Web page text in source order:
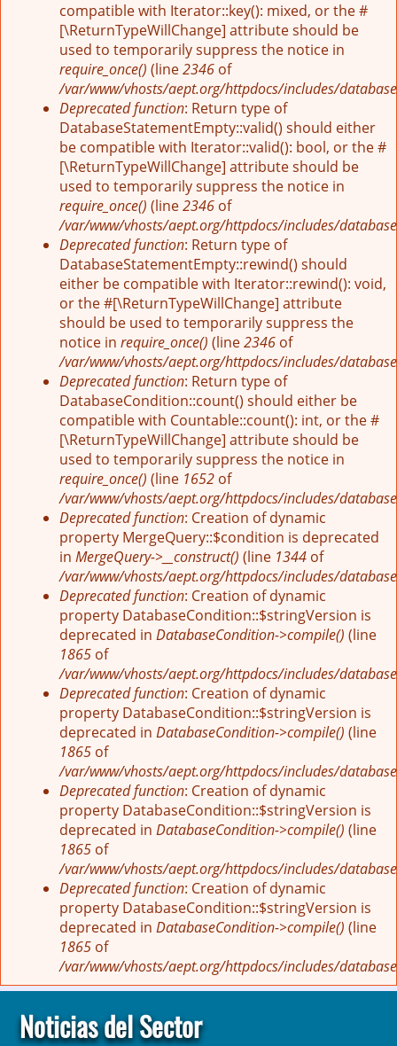
compatible with Iterator::key(): mixed, or the #
[\ReturnTypeWillChange] attribute should be
used to temporarily suppress the notice in
require_once() (line2346 of
/var/www/vhosts/aept.org/httpdocs/includes/
Deprecated function: Return type of
DatabaseStatementEmpty::valid() should either
be compatible with Iterator::valid(): bool, or the #
[\ReturnTypeWillChange] attribute should be
used to temporarily suppress the notice in
require_once() (line2346 of
/var/www/vhosts/aept.org/httpdocs/includes/
Deprecated function: Return type of
DatabaseStatementEmpty::rewind() should
either be compatible with Iterator::rewind(): void,
or the #[\ReturnTypeWillChange] attribute
should be used to temporarily suppress the
notice in require_once() (line2346 of
/var/www/vhosts/aept.org/httpdocs/includes/
Deprecated function: Return type of
DatabaseCondition::count() should either be
compatible with Countable::count(): int, or the #
[\ReturnTypeWillChange] attribute should be
used to temporarily suppress the notice in
require_once() (line 1652 of
/var/www/vhosts/aept.org/httpdocs/includes/
Deprecated function: Creation of dynamic
property MergeQuery::$condition is deprecated
in MergeQuery->__construct() (line 1344 of
/var/www/vhosts/aept.org/httpdocs/includes/
Deprecated function: Creation of dynamic
property DatabaseCondition::$stringVersion is
deprecated in DatabaseCondition->compile() (line
1865 of
/var/www/vhosts/aept.org/httpdocs/includes/
Deprecated function: Creation of dynamic
property DatabaseCondition::$stringVersion is
deprecated in DatabaseCondition->compile() (line
1865 of
/var/www/vhosts/aept.org/httpdocs/includes/
Deprecated function: Creation of dynamic
property DatabaseCondition::$stringVersion is
deprecated in DatabaseCondition->compile() (line
1865 of
/var/www/vhosts/aept.org/httpdocs/includes/
Deprecated function: Creation of dynamic
property DatabaseCondition::$stringVersion is
deprecated in DatabaseCondition->compile() (line
1865 of
/var/www/vhosts/aept.org/httpdocs/includes/
Noticias del Sector